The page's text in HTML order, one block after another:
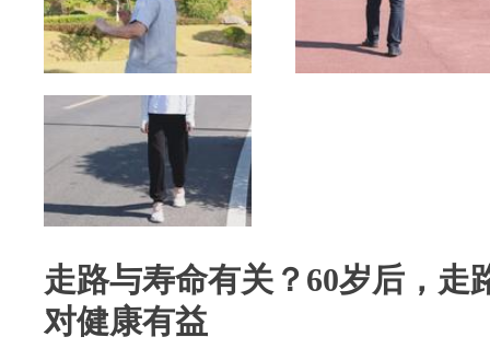
走路与寿命有关？60岁后，走
对健康有益